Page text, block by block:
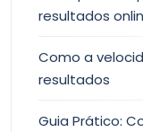
resultados
Como a
resultados
Guia Prático: